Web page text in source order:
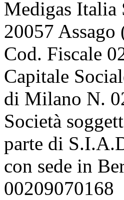
Medigas Italia
20057
Cod. Fiscale
Capitale
di Milano N.
Società
parte di
con sede in
00209070168